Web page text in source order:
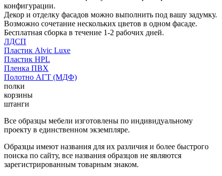
конфигурации.
Декор и отделку фасадов можно выполнить под вашу задумку.
Возможно сочетание нескольких цветов в одном фасаде.
Бесплатная сборка в течение 1-2 рабочих дней.
ЛДСП
Пластик Alvic Luxe
Пластик HPL
Пленка ПВХ
Полотно АГТ (МДФ)
полки
корзины
штанги
Все образцы мебели изготовлены по индивидуальному
проекту в единственном экземпляре.
Образцы имеют названия для их различия и более быстрого
поиска по сайту, все названия образцов не являются
зарегистрированным товарным знаком.